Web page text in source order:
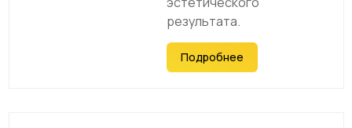
результата.
Подробнее